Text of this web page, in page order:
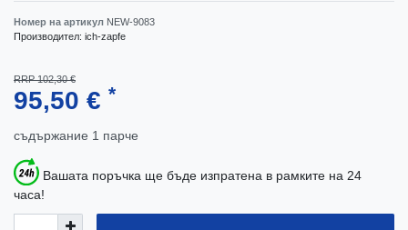
Номер на артикул NEW-9083
Производител: ich-zapfe
RRP 102,30 €
95,50 € *
съдържание 1 парче
Вашата поръчка ще бъде изпратена в рамките на 24
часа!